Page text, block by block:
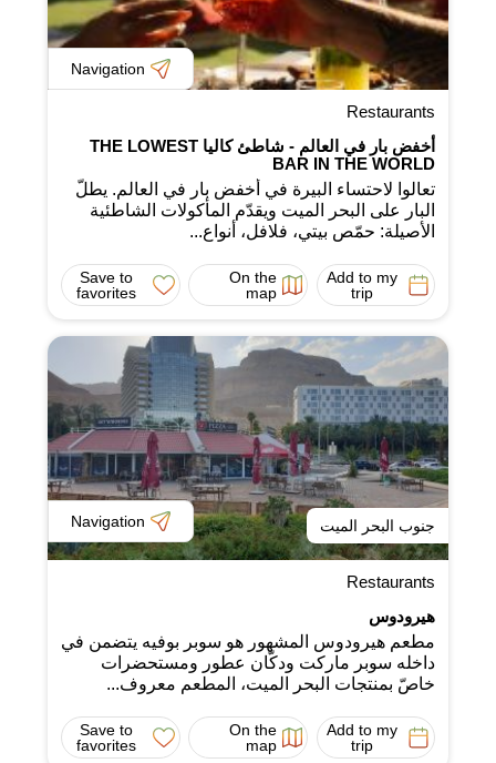
Navigation
Restaurants
أخفض بار في العالم - شاطئ كاليا THE LOWEST
BAR IN THE WORLD
تعالوا لاحتساء البيرة في أخفض بار في العالم. يطلّ
البار على البحر الميت ويقدّم المأكولات الشاطئية
الأصيلة: حمّص بيتي، فلافل، أنواع...
Add to my
trip
On the
map
Save to
favorites
جنوب البحر الميت Navigation
Restaurants
هيرودوس
مطعم هيرودوس المشهور هو سوبر بوفيه يتضمن في
داخله سوبر ماركت ودكّان عطور ومستحضرات
خاصّ بمنتجات البحر الميت، المطعم معروف...
Add to my
trip
On the
map
Save to
favorites